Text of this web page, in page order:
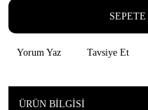
Yorum Yaz Tavsiye Et
ÜRÜN BILGISI